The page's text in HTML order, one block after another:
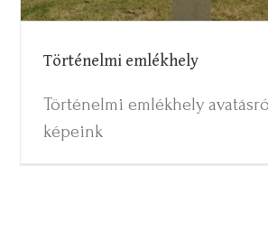
Történelmi emlékhely
Történelmi emlékhely
képeink